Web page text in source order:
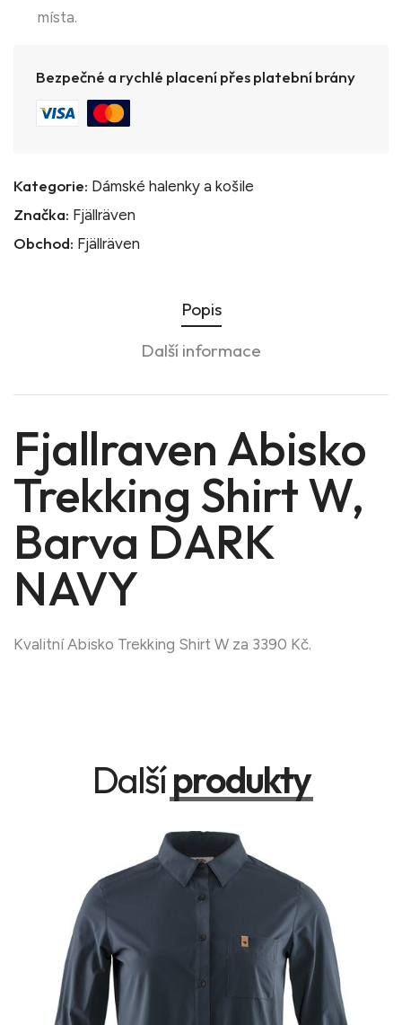
místa.
Bezpečné a rychlé placení přes platební brány
Kategorie: Dámské halenky a košile
Značka: Fjällräven
Obchod: Fjällräven
Popis
Další informace
Fjallraven Abisko
Trekking Shirt W,
Barva DARK
NAVY
Kvalitní Abisko Trekking Shirt W za 3390 Kč.
Dalšíprodukty